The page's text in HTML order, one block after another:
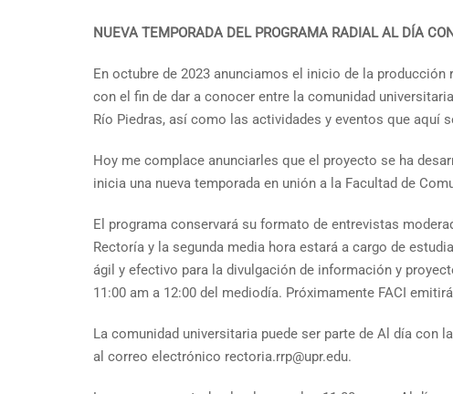
NUEVA TEMPORADA DEL PROGRAMA RADIAL AL DÍA
En octubre de 2023 anunciamos el inicio de la
con el fin de dar a conocer entre la comunidad
Río Piedras, así como las actividades y eventos que aquí
Hoy me complace anunciarles que el proyecto se ha
inicia una nueva temporada en unión a la Facultad de
El programa conservará su formato de entrevistas
Rectoría y la segunda media hora estará a cargo de
ágil y efectivo para la divulgación de información y
11:00 am a 12:00 del mediodía. Próximamente FACI
La comunidad universitaria puede ser parte de Al día con
al correo electrónico rectoria.rrp@upr.edu.